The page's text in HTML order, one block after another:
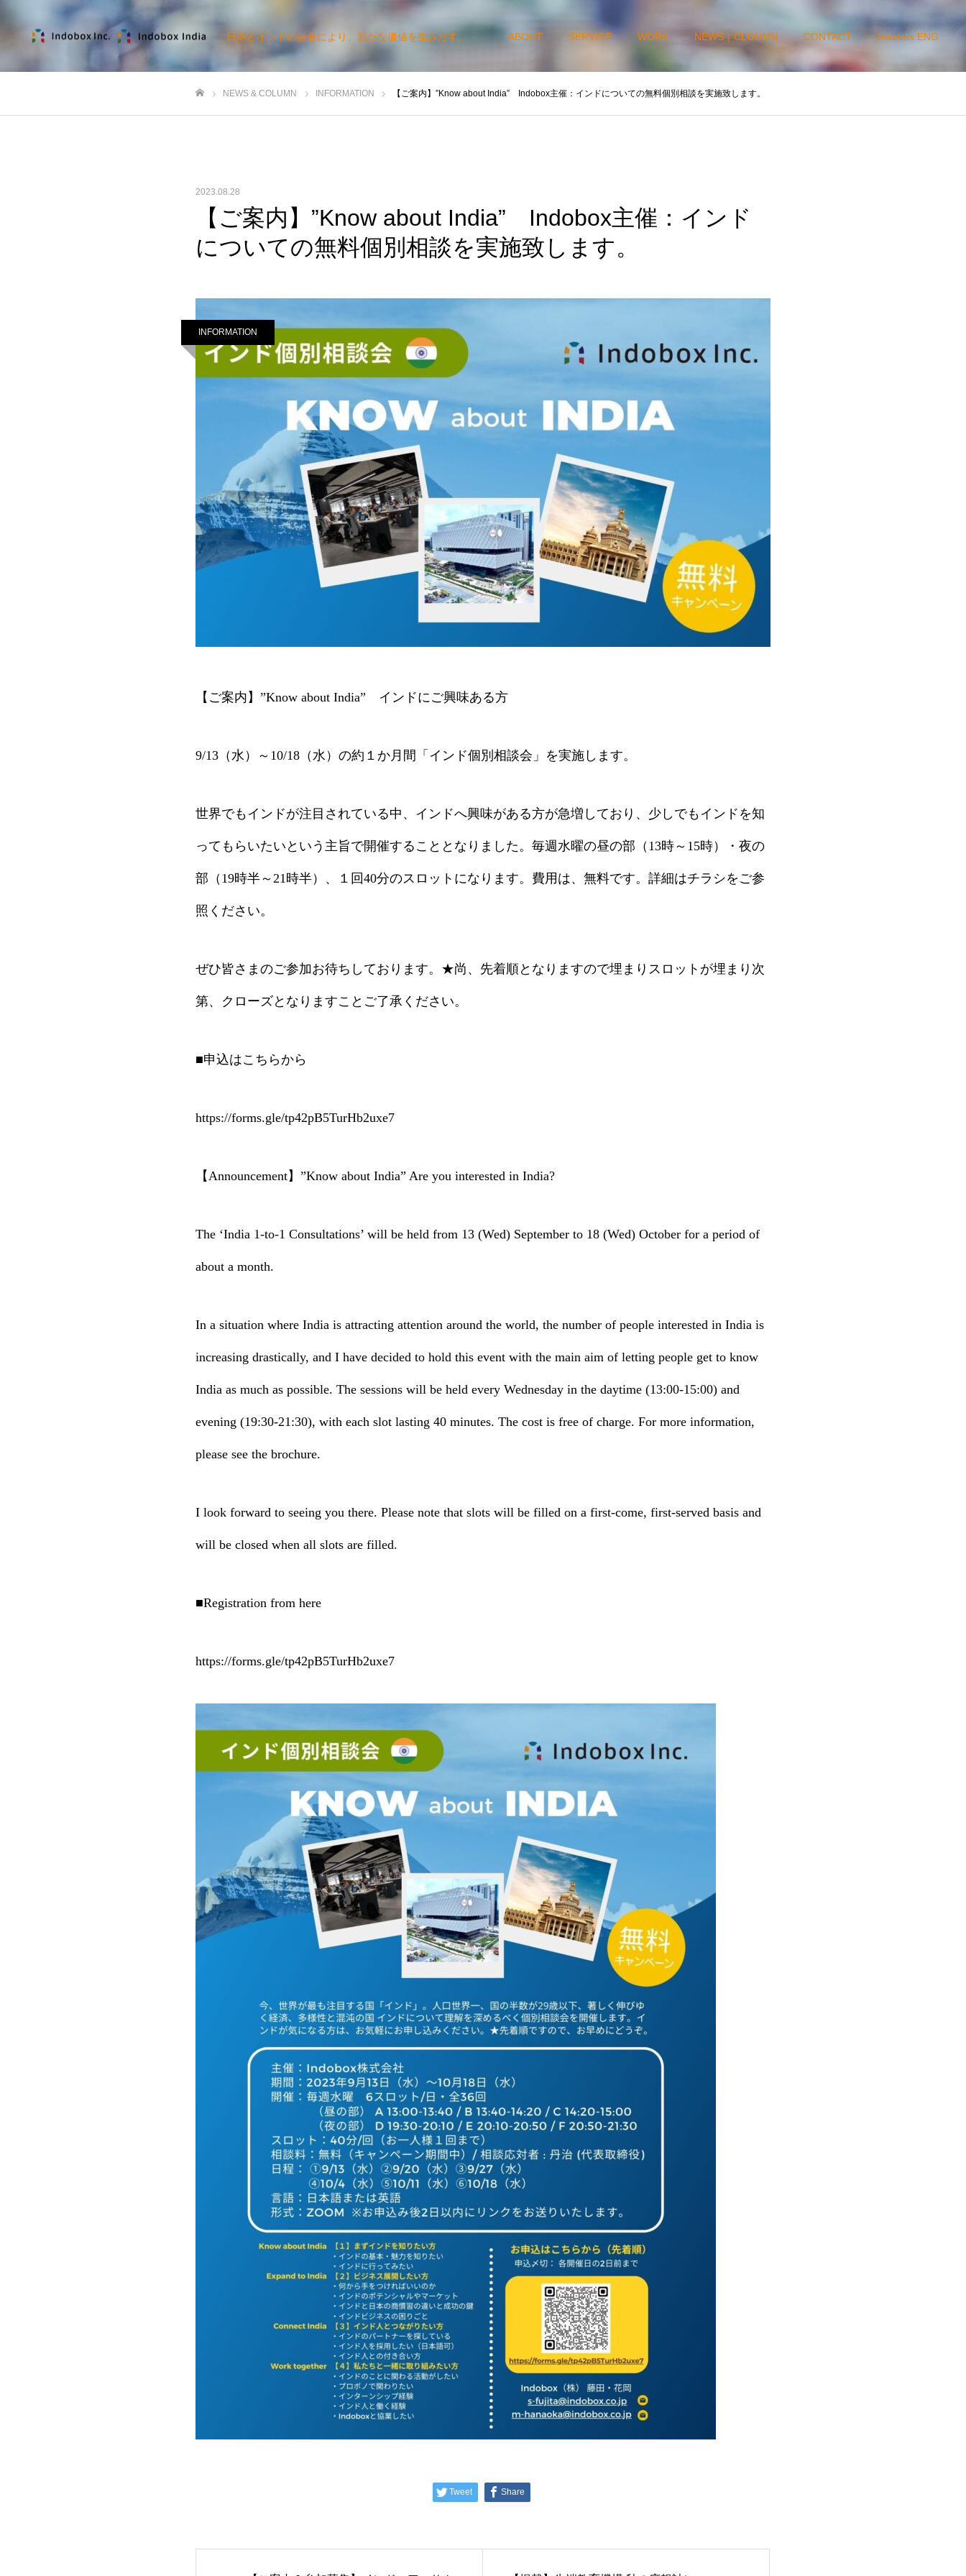
日本とインドの融合により、新たな価値を生みだす。 ABOUT SERVICE WORK NEWS｜CLOUMN CONTACT Indobox ENG
NEWS & COLUMN INFORMATION 【ご案内】”Know about India” Indobox主催：インドについての無料個別相談を実施致します。
2023.08.28
【ご案内】”Know about India” Indobox主催：インド
についての無料個別相談を実施致します。
INFORMATION
【ご案内】”Know about India” インドにご興味ある方
9/13（水）～10/18（水）の約１か月間「インド個別相談会」を実施します。
世界でもインドが注目されている中、インドへ興味がある方が急増しており、少しでもインドを知
ってもらいたいという主旨で開催することとなりました。毎週水曜の昼の部（13時～15時）・夜の
部（19時半～21時半）、１回40分のスロットになります。費用は、無料です。詳細はチラシをご参
照ください。
ぜひ皆さまのご参加お待ちしております。★尚、先着順となりますので埋まりスロットが埋まり次
第、クローズとなりますことご了承ください。
■申込はこちらから
https://forms.gle/tp42pB5TurHb2uxe7
【Announcement】”Know about India” Are you interested in India?
The ‘India 1-to-1 Consultations’ will be held from 13 (Wed) September to 18 (Wed) October for a period of
about a month.
In a situation where India is attracting attention around the world, the number of people interested in India is
increasing drastically, and I have decided to hold this event with the main aim of letting people get to know
India as much as possible. The sessions will be held every Wednesday in the daytime (13:00-15:00) and
evening (19:30-21:30), with each slot lasting 40 minutes. The cost is free of charge. For more information,
please see the brochure.
I look forward to seeing you there. Please note that slots will be filled on a first-come, first-served basis and
will be closed when all slots are filled.
■Registration from here
https://forms.gle/tp42pB5TurHb2uxe7
Tweet Share